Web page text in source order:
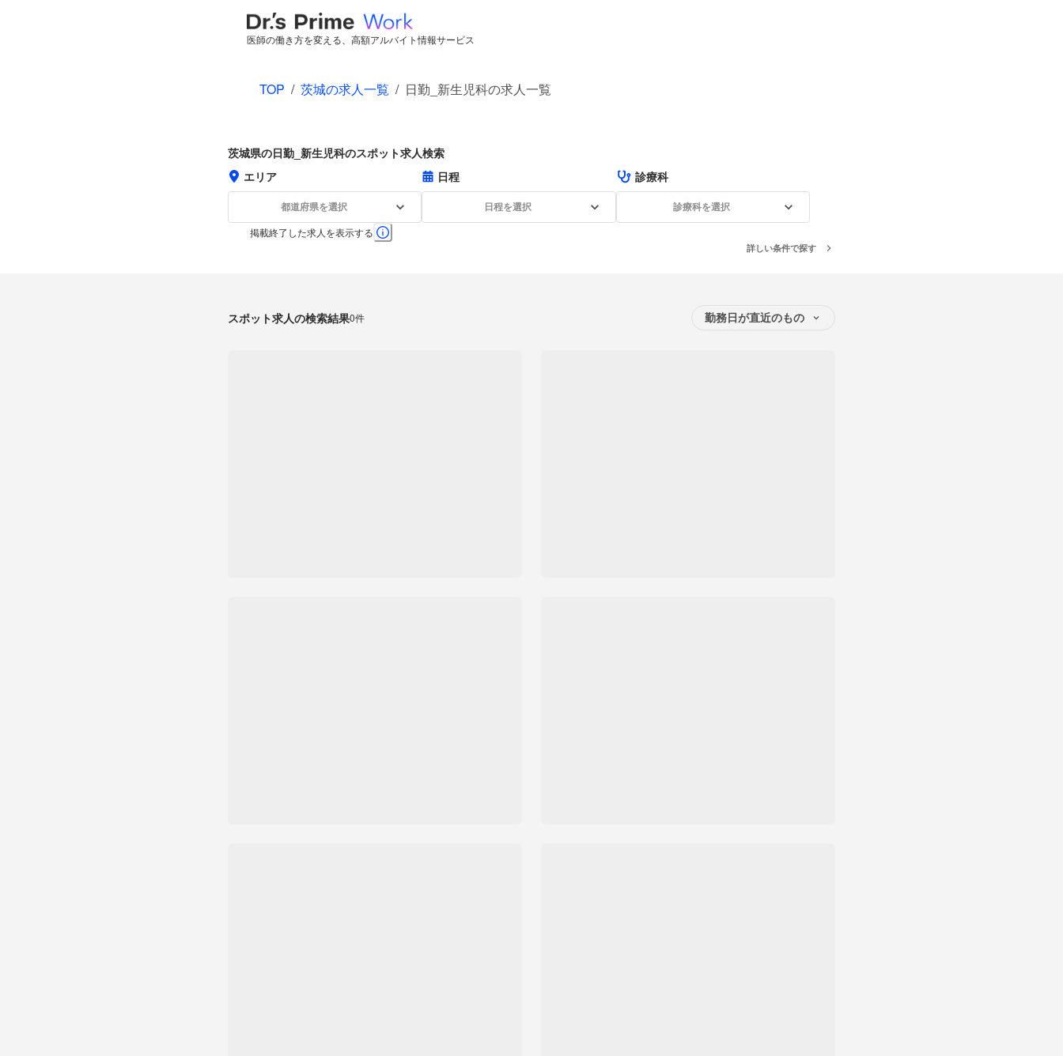
医師の働き方を変える、高額アルバイト情報サービス
TOP / 茨城の求人一覧 / 日勤_新生児科の求人一覧
茨城県の日勤_新生児科のスポット求人検索
エリア
都道府県を選択
日程
日程を選択
診療科
診療科を選択
掲載終了した求人を表示する
詳しい条件で探す
スポット求人の検索結果0件 勤務日が直近のもの